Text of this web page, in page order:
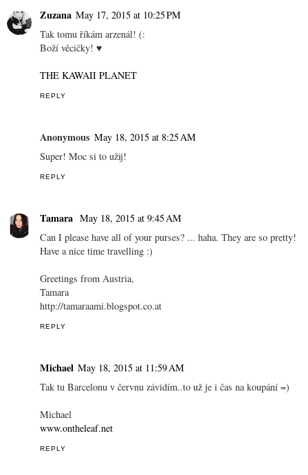
Zuzana May 17, 2015 at 10:25 PM
Tak tomu říkám arzenál! (:
Boží věcičky! ♥
THE KAWAII PLANET
REPLY
Anonymous May 18, 2015 at 8:25 AM
Super! Moc si to užij!
REPLY
Tamara May 18, 2015 at 9:45 AM
Can I please have all of your purses? ... haha. They are so pretty!
Have a nice time travelling :)
Greetings from Austria,
Tamara
http://tamaraami.blogspot.co.at
REPLY
Michael May 18, 2015 at 11:59 AM
Tak tu Barcelonu v červnu závidím..to už je i čas na koupání =)
Michael
www.ontheleaf.net
REPLY